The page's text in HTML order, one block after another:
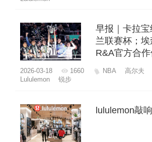
早报｜卡拉
兰联赛杯；
R&A官方合
2026-03-18 1660 NBA 高尔夫
Lululemon
锐步
lululemon敲